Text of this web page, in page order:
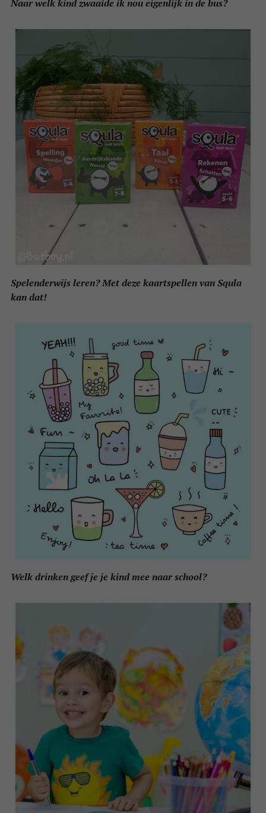
Naar welk kind zwaaide ik nou eigenlijk in de bus?
Spelenderwijs leren? Met deze kaartspellen van Squla
kan dat!
Welk drinken geef je je kind mee naar school?